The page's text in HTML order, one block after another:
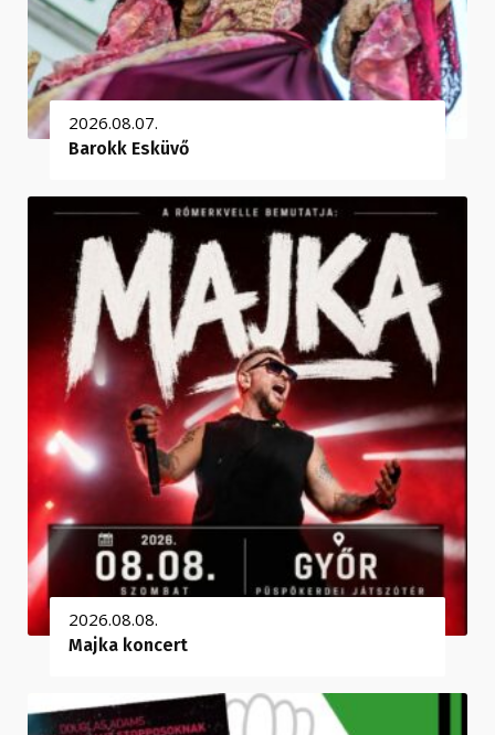
2026.08.07.
Barokk Esküvő
2026.08.08.
Majka koncert